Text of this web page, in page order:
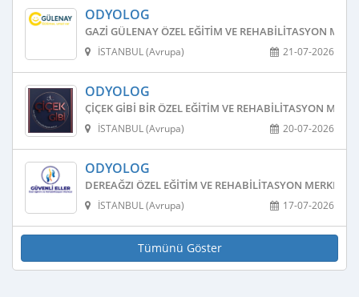
ODYOLOG
GAZI GÜLENAY ÖZEL EĞITIM VE REHABILITASYON
21-07-2026
İSTANBUL (Avrupa)
ODYOLOG
ÇIÇEK GIBI BIR ÖZEL EĞITIM VE REHABILITASYON
20-07-2026
İSTANBUL (Avrupa)
ODYOLOG
DEREAĞZI ÖZEL EĞITIM VE REHABILITASYON MERKEZI
17-07-2026
İSTANBUL (Avrupa)
Tümünü Göster